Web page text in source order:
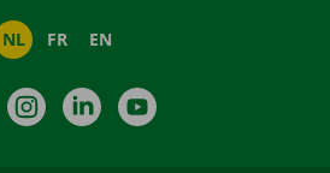
NL FR EN
FacebookInstagramLinkedIn